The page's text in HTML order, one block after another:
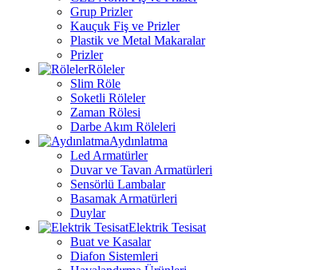
Grup Prizler
Kauçuk Fiş ve Prizler
Plastik ve Metal Makaralar
Prizler
Röleler
Slim Röle
Soketli Röleler
Zaman Rölesi
Darbe Akım Röleleri
Aydınlatma
Led Armatürler
Duvar ve Tavan Armatürleri
Sensörlü Lambalar
Basamak Armatürleri
Duylar
Elektrik Tesisat
Buat ve Kasalar
Diafon Sistemleri